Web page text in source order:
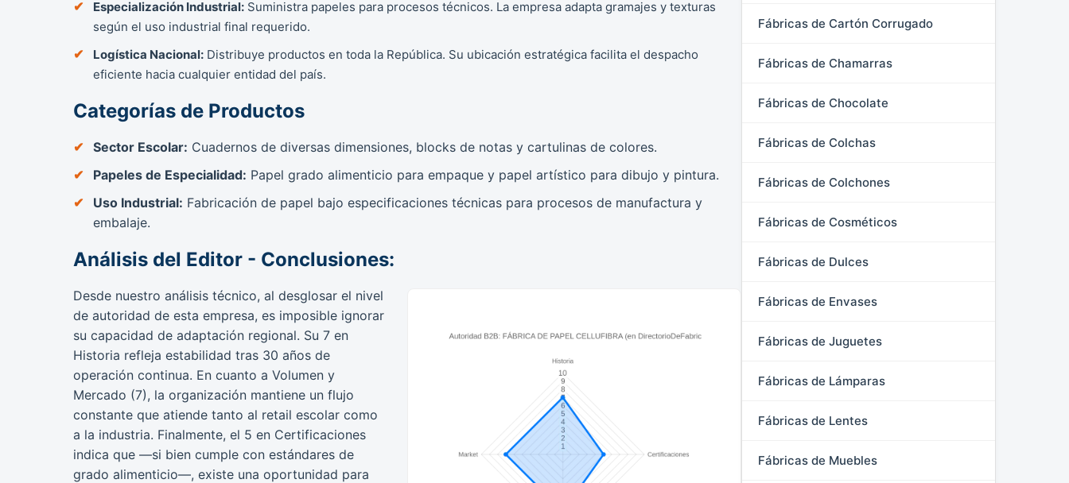
Especialización Industrial: Suministra papeles para procesos técnicos. La empresa adapta gramajes y texturas
según el uso industrial final requerido.
Logística Nacional: Distribuye productos en toda la República. Su ubicación estratégica facilita el despacho
eficiente hacia cualquier entidad del país.
Categorías de Productos
Sector Escolar: Cuadernos de diversas dimensiones, blocks de notas y cartulinas de colores.
Papeles de Especialidad: Papel grado alimenticio para empaque y papel artístico para dibujo y pintura.
Uso Industrial: Fabricación de papel bajo especificaciones técnicas para procesos de manufactura y
embalaje.
Análisis del Editor - Conclusiones:
Desde nuestro análisis técnico, al desglosar el nivel
de autoridad de esta empresa, es imposible ignorar
su capacidad de adaptación regional. Su 7 en
Historia refleja estabilidad tras 30 años de
operación continua. En cuanto a Volumen y
Mercado (7), la organización mantiene un flujo
constante que atiende tanto al retail escolar como
a la industria. Finalmente, el 5 en Certificaciones
indica que —si bien cumple con estándares de
grado alimenticio—, existe una oportunidad para
Fábricas de Cartón Corrugado
Fábricas de Chamarras
Fábricas de Chocolate
Fábricas de Colchas
Fábricas de Colchones
Fábricas de Cosméticos
Fábricas de Dulces
Fábricas de Envases
Fábricas de Juguetes
Fábricas de Lámparas
Fábricas de Lentes
Fábricas de Muebles